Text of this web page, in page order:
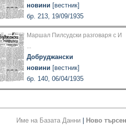
новини [вестник]
бр. 213, 19/09/1935
Маршал Пилсудски разговаря с И
...
Добруджански
новини [вестник]
бр. 140, 06/04/1935
Име на Базата Данни Ново